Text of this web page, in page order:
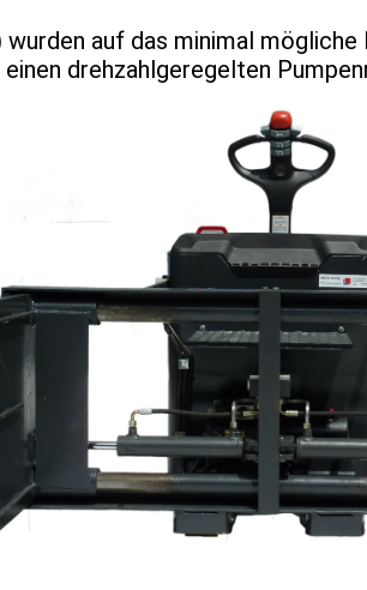
auf das minimal
drehzahlgeregelten